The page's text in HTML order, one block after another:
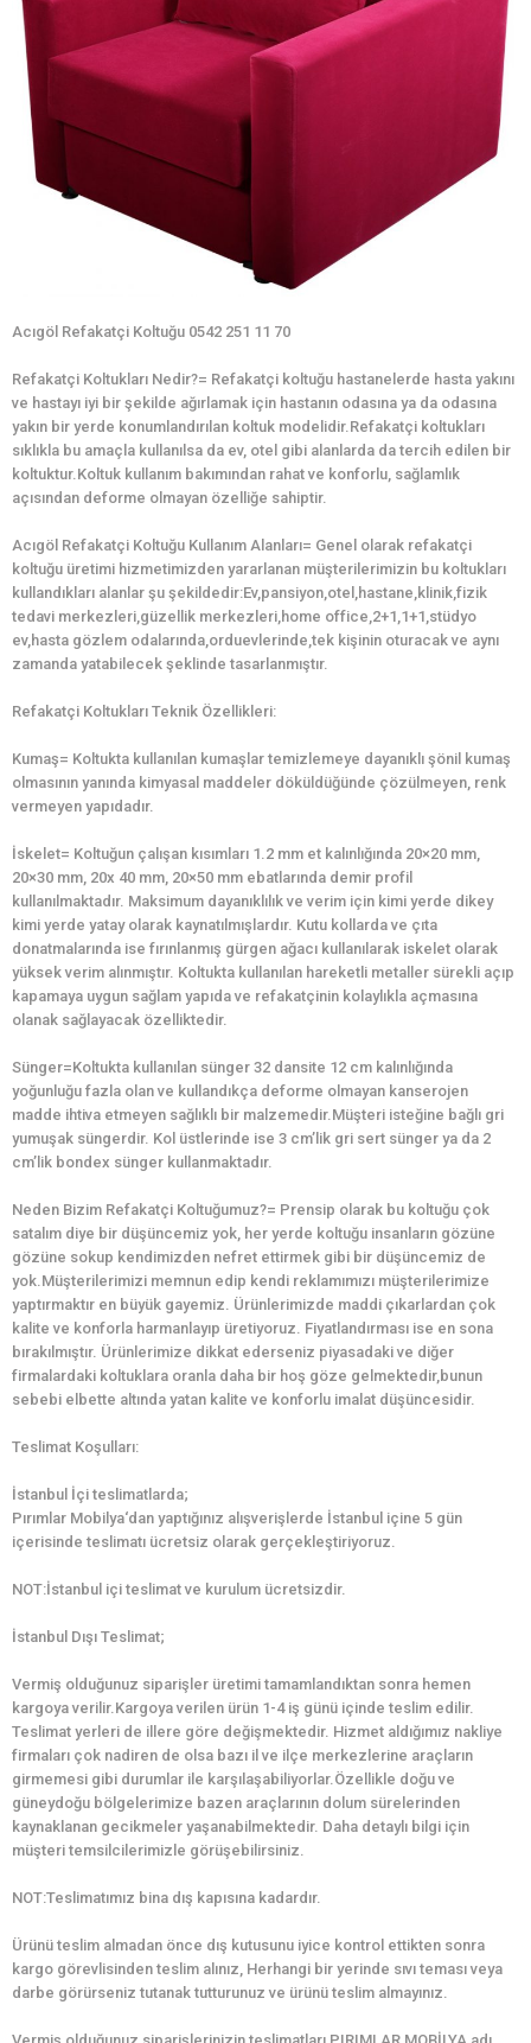
Acıgöl Refakatçi Koltuğu 0542 251 11 70
Refakatçi Koltukları Nedir?= Refakatçi koltuğu hastanelerde hasta yakını
ve hastayı iyi bir şekilde ağırlamak için hastanın odasına ya da odasına
yakın bir yerde konumlandırılan koltuk modelidir.Refakatçi koltukları
sıklıkla bu amaçla kullanılsa da ev, otel gibi alanlarda da tercih edilen bir
koltuktur.Koltuk kullanım bakımından rahat ve konforlu, sağlamlık
açısından deforme olmayan özelliğe sahiptir.
Acıgöl Refakatçi Koltuğu Kullanım Alanları= Genel olarak refakatçi
koltuğu üretimi hizmetimizden yararlanan müşterilerimizin bu koltukları
kullandıkları alanlar şu şekildedir:Ev,pansiyon,otel,hastane,klinik,fizik
tedavi merkezleri,güzellik merkezleri,home office,2+1,1+1,stüdyo
ev,hasta gözlem odalarında,orduevlerinde,tek kişinin oturacak ve aynı
zamanda yatabilecek şeklinde tasarlanmıştır.
Refakatçi Koltukları Teknik Özellikleri:
Kumaş= Koltukta kullanılan kumaşlar temizlemeye dayanıklı şönil kumaş
olmasının yanında kimyasal maddeler döküldüğünde çözülmeyen, renk
vermeyen yapıdadır.
İskelet= Koltuğun çalışan kısımları 1.2 mm et kalınlığında 20×20 mm,
20×30 mm, 20x 40 mm, 20×50 mm ebatlarında demir profil
kullanılmaktadır. Maksimum dayanıklılık ve verim için kimi yerde dikey
kimi yerde yatay olarak kaynatılmışlardır. Kutu kollarda ve çıta
donatmalarında ise fırınlanmış gürgen ağacı kullanılarak iskelet olarak
yüksek verim alınmıştır. Koltukta kullanılan hareketli metaller sürekli açıp
kapamaya uygun sağlam yapıda ve refakatçinin kolaylıkla açmasına
olanak sağlayacak özelliktedir.
Sünger=Koltukta kullanılan sünger 32 dansite 12 cm kalınlığında
yoğunluğu fazla olan ve kullandıkça deforme olmayan kanserojen
madde ihtiva etmeyen sağlıklı bir malzemedir.Müşteri isteğine bağlı gri
yumuşak süngerdir. Kol üstlerinde ise 3 cm’lik gri sert sünger ya da 2
cm’lik bondex sünger kullanmaktadır.
Neden Bizim Refakatçi Koltuğumuz?= Prensip olarak bu koltuğu çok
satalım diye bir düşüncemiz yok, her yerde koltuğu insanların gözüne
gözüne sokup kendimizden nefret ettirmek gibi bir düşüncemiz de
yok.Müşterilerimizi memnun edip kendi reklamımızı müşterilerimize
yaptırmaktır en büyük gayemiz. Ürünlerimizde maddi çıkarlardan çok
kalite ve konforla harmanlayıp üretiyoruz. Fiyatlandırması ise en sona
bırakılmıştır. Ürünlerimize dikkat ederseniz piyasadaki ve diğer
firmalardaki koltuklara oranla daha bir hoş göze gelmektedir,bunun
sebebi elbette altında yatan kalite ve konforlu imalat düşüncesidir.
Teslimat Koşulları:
İstanbul İçi teslimatlarda;
Pırımlar Mobilya‘dan yaptığınız alışverişlerde İstanbul içine 5 gün
içerisinde teslimatı ücretsiz olarak gerçekleştiriyoruz.
NOT:İstanbul içi teslimat ve kurulum ücretsizdir.
İstanbul Dışı Teslimat;
Vermiş olduğunuz siparişler üretimi tamamlandıktan sonra hemen
kargoya verilir.Kargoya verilen ürün 1-4 iş günü içinde teslim edilir.
Teslimat yerleri de illere göre değişmektedir. Hizmet aldığımız nakliye
firmaları çok nadiren de olsa bazı il ve ilçe merkezlerine araçların
girmemesi gibi durumlar ile karşılaşabiliyorlar.Özellikle doğu ve
güneydoğu bölgelerimize bazen araçlarının dolum sürelerinden
kaynaklanan gecikmeler yaşanabilmektedir. Daha detaylı bilgi için
müşteri temsilcilerimizle görüşebilirsiniz.
NOT:Teslimatımız bina dış kapısına kadardır.
Ürünü teslim almadan önce dış kutusunu iyice kontrol ettikten sonra
kargo görevlisinden teslim alınız, Herhangi bir yerinde sıvı teması veya
darbe görürseniz tutanak tutturunuz ve ürünü teslim almayınız.